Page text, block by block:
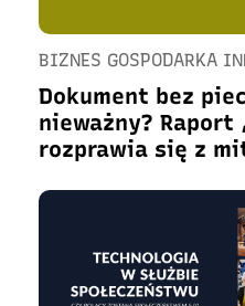
BIZNES GOSPODARKA
Dokument bez
nieważny? Raport
rozprawia się z